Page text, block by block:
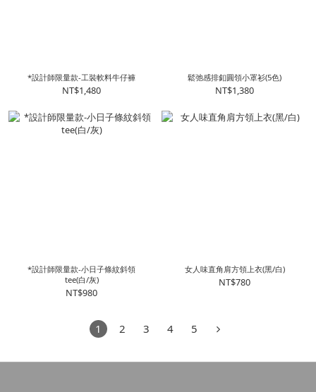
*設計師限量款-工裝軟料牛仔褲
NT$1,480
鬆弛感排釦圓領小罩衫(5色)
NT$1,380
*設計師限量款-小日子條紋斜領
tee(白/灰)
NT$980
女人味直角肩方領上衣(黑/白)
NT$780
1 2 3 4 5